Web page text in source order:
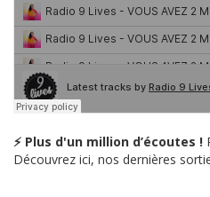
⚡ Plus d'un million d’écoutes !
Découvrez ici, nos dernières